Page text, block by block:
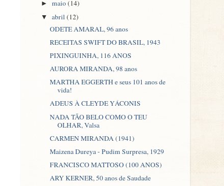
►maio(14)
▼abril(12)
ODETE AMARAL, 96 anos
RECEITAS SWIFT DO BRASIL, 1943
PIXINGUINHA, 116 ANOS
AURORA MIRANDA, 98 anos
MARTHA EGGERTH e seus 101 anos de
vida!
ADEUS À CLEYDE YÁCONIS
NADA TÃO BELO COMO O TEU
OLHAR, Valsa
CARMEN MIRANDA (1941)
Maizena Dureya - Pudim Surpresa, 1929
FRANCISCO MATTOSO (100 ANOS)
ARY KERNER, 50 anos de Saudade